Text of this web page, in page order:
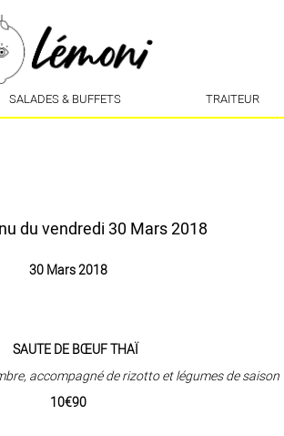
SALADES & BUFFETS TRAITEUR
du vendredi 30 Mars 2018
30 Mars 2018
SAUTE DE BŒUFTHAÏ
accompagné de rizotto et légumes de saison
10€90